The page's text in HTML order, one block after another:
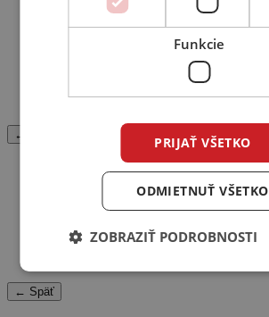
Gramofóny
Ramienka
← Späť
Slúchadlá
Puzdro na slúchadlá/hudobný systém
Do uší
← Späť
Funkcie
PRIJAŤ VŠETKO
ODMIETNUŤ VŠETKO
ZOBRAZIŤ PODROBNOSTI